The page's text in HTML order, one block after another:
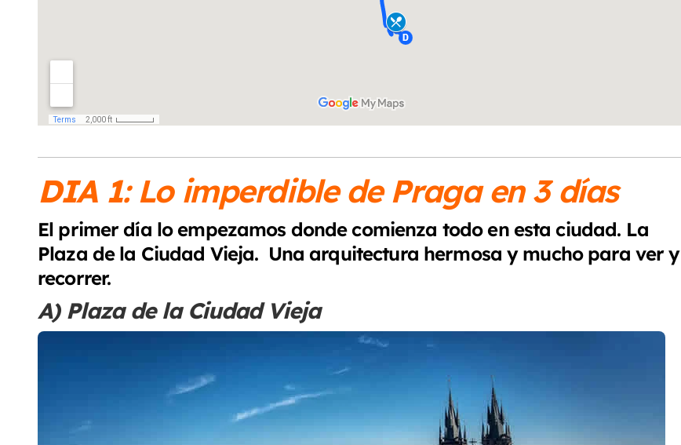
DIA 1: Lo imperdible de Praga en 3 días
El primer día lo empezamos donde comienza todo en esta ciudad. La
Plaza de la Ciudad Vieja. Una arquitectura hermosa y mucho para ver y
recorrer.
A) Plaza de la Ciudad Vieja